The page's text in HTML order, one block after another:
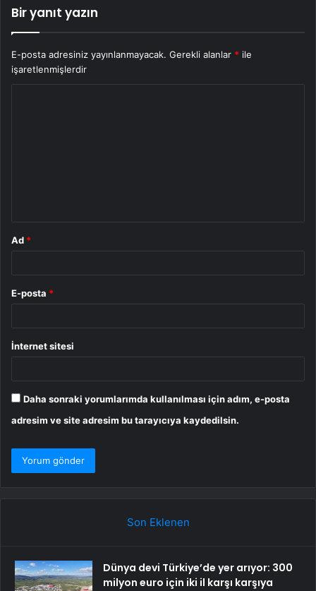
Bir yanıt yazın
E-posta adresiniz yayınlanmayacak. Gerekli alanlar * ile
işaretlenmişlerdir
Ad *
E-posta *
İnternet sitesi
Daha sonraki yorumlarımda kullanılması için adım, e-posta
adresim ve site adresim bu tarayıcıya kaydedilsin.
Son Eklenen
Dünya devi Türkiye’de yer arıyor: 300
milyon euro için iki il karşı karşıya